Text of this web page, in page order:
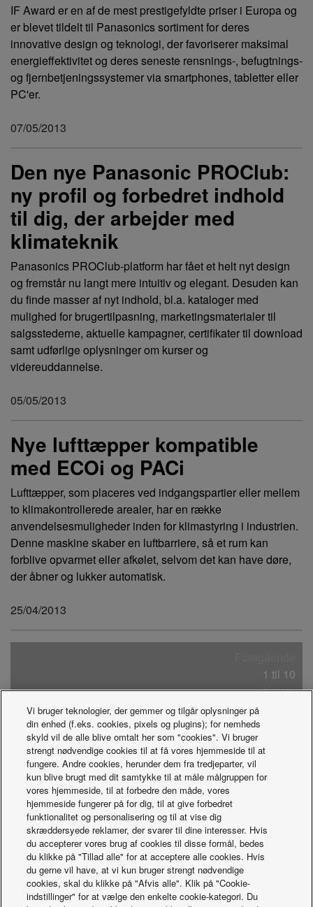
IF Award er en af de mest prestigefyldte priser i Europa og
er blevet tildelt til Panasonics sortiment for deres
innovative design og teknologi, der favoriserer maksimal
energieffektivitet og deres seneste rensnings-, befugtnings-
og fjernbetjeningssystemer via smartphones, tabletter eller
PC'er.
07/05/2013
Den nye Panasonic PROClub:
ny profil og forbedret indhold
til dig, der arbejder med
klimateknik
Panasonics PROClub-platform har fået et helt nyt design
og fremstår nu langt mere intuitiv og elegant. Desuden kan
du finde masser af nyt indhold, bl.a. kataloger med
mulighed for brugertilpasning, marketingsmaterialer til
salgsstederne, aktuelle kampagner, certifikater til download
samt udførlige oplysninger om kurser og
videreuddannelse.
05/05/2013
Nye lufttæpper kompatible
med ECOi og PACi
Lufttæpper, som placeres ved indgangspartier eller mellem
to klimakontrollerede arealer, har en række
anvendelsesmuligheder inden for klimastyring i industrien.
Denne maskine skaber en luftbarriere, så et rum kan
forblive opvarmet eller afkølet, selvom det kan have døre,
der åbner og lukker automatisk.
25/04/2013
1 til 10
Næste
Vi bruger teknologier, der gemmer og tilgår oplysninger på
din enhed (f.eks. cookies, pixels og plugins); for nemheds
skyld vil de alle blive omtalt her som "cookies". Vi bruger
strengt nødvendige cookies til at få vores hjemmeside til at
fungere. Andre cookies, herunder dem fra tredjeparter, vil
kun blive brugt med dit samtykke til at måle målgruppen for
vores hjemmeside, til at forbedre den måde, vores
hjemmeside fungerer på for dig, til at give forbedret
funktionalitet og personalisering og til at vise dig
skræddersyede reklamer, der svarer til dine interesser. Hvis
du accepterer vores brug af cookies til disse formål, bedes
du klikke på "Tillad alle" for at acceptere alle cookies. Hvis
du gerne vil have, at vi kun bruger strengt nødvendige
cookies, skal du klikke på "Afvis alle". Klik på "Cookie-
indstillinger" for at vælge den enkelte cookie-kategori. Du